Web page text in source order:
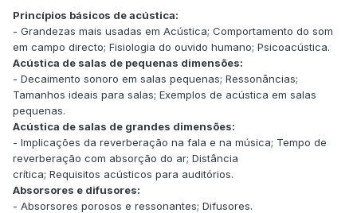
Princípios básicos de acústica:
- Grandezas mais usadas em Acústica; Comportamento do som
em campo directo; Fisiologia do ouvido humano; Psicoacústica.
Acústica de salas de pequenas dimensões:
- Decaimento sonoro em salas pequenas; Ressonâncias;
Tamanhos ideais para salas; Exemplos de acústica em salas
pequenas.
Acústica de salas de grandes dimensões:
- Implicações da reverberação na fala e na música; Tempo de
reverberação com absorção do ar; Distância
crítica; Requisitos acústicos para auditórios.
Absorsores e difusores:
- Absorsores porosos e ressonantes; Difusores.